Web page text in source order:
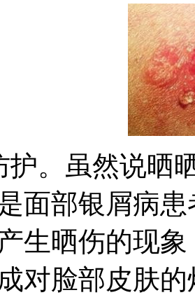
护。虽然说晒
面部银屑病
生晒伤的现
对脸部皮肤